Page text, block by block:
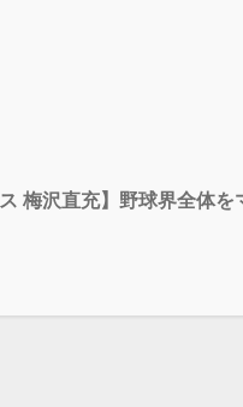
ス 梅沢直充】野球界全体